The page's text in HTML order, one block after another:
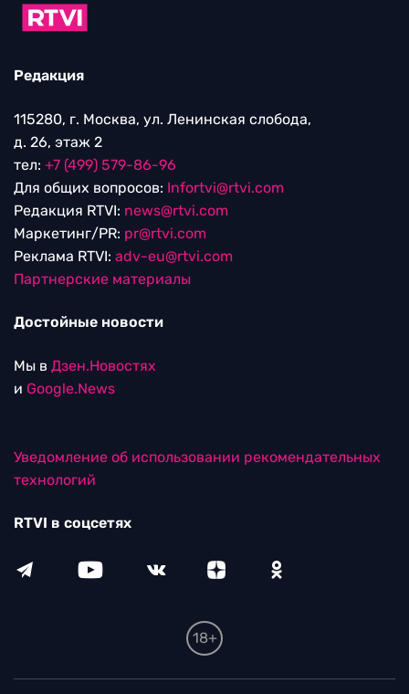
Редакция
115280, г. Москва, ул. Ленинская слобода,
д. 26, этаж 2
тел: +7 (499) 579-86-96
Для общих вопросов: Infortvi@rtvi.com
Редакция RTVI: news@rtvi.com
Маркетинг/PR: pr@rtvi.com
Реклама RTVI: adv-eu@rtvi.com
Партнерские материалы
Достойные новости
Мы в Дзен.Новостях
и Google.News
Уведомление об использовании рекомендательных
технологий
RTVI в соцсетях
18+